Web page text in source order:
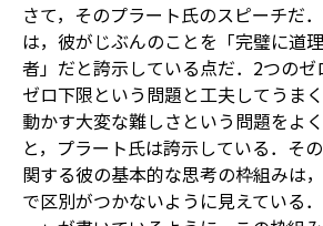
さて，そのプラート氏のスピーチだ
は，彼がじぶんのことを「完璧に道
者」だと誇示している点だ．2つの
ゼロ下限という問題と工夫してうま
動かす大変な難しさという問題をよ
と，プラート氏は誇示している．そ
関する彼の基本的な思考の枠組みは
で区別がつかないように見えている